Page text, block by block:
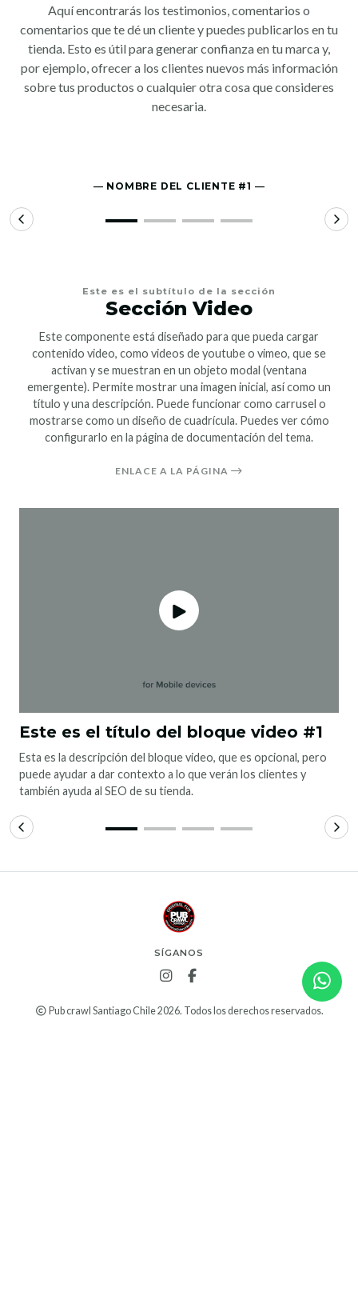
Aquí encontrarás los testimonios, comentarios o
comentarios que te dé un cliente y puedes publicarlos en tu
tienda. Esto es útil para generar confianza en tu marca y,
por ejemplo, ofrecer a los clientes nuevos más información
sobre tus productos o cualquier otra cosa que consideres
necesaria.
― NOMBRE DEL CLIENTE #1 ―
Este es el subtítulo de la sección
Sección Video
Este componente está diseñado para que pueda cargar
contenido video, como videos de youtube o vimeo, que se
activan y se muestran en un objeto modal (ventana
emergente). Permite mostrar una imagen inicial, así como un
título y una descripción. Puede funcionar como carrusel o
mostrarse como un diseño de cuadrícula. Puedes ver cómo
configurarlo en la página de documentación del tema.
ENLACE A LA PÁGINA
Este es el título del bloque video #1
Esta es la descripción del bloque video, que es opcional, pero
puede ayudar a dar contexto a lo que verán los clientes y
también ayuda al SEO de su tienda.
SÍGANOS
Pub crawl Santiago Chile 2026. Todos los derechos reservados.